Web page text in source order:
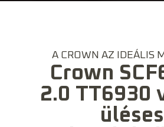
A CROWN AZ IDEÁLIS
Crown
2.0 TT6930
üléses